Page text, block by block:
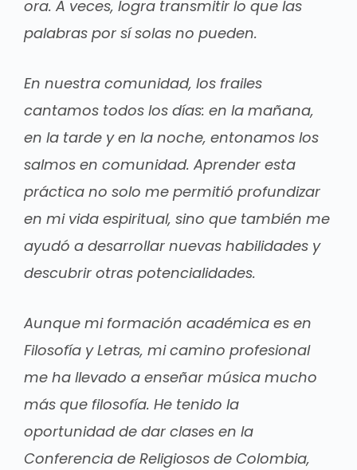
ora. A veces, logra transmitir lo que las
palabras por sí solas no pueden.
En nuestra comunidad, los frailes
cantamos todos los días: en la mañana,
en la tarde y en la noche, entonamos los
salmos en comunidad. Aprender esta
práctica no solo me permitió profundizar
en mi vida espiritual, sino que también me
ayudó a desarrollar nuevas habilidades y
descubrir otras potencialidades.
Aunque mi formación académica es en
Filosofía y Letras, mi camino profesional
me ha llevado a enseñar música mucho
más que filosofía. He tenido la
oportunidad de dar clases en la
Conferencia de Religiosos de Colombia,